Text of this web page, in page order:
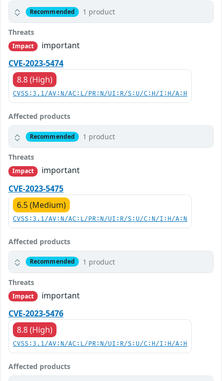
Recommended 1 product
Threats
Impact
important
CVE-2023-5474
8.8 (High)
CVSS:3.1/AV:N/AC:L/PR:N/UI:R/S:U/C:H/I:H/A:H
Affected products
Recommended 1 product
Threats
Impact
important
CVE-2023-5475
6.5 (Medium)
CVSS:3.1/AV:N/AC:L/PR:N/UI:R/S:U/C:N/I:H/A:N
Affected products
Recommended 1 product
Threats
Impact
important
CVE-2023-5476
8.8 (High)
CVSS:3.1/AV:N/AC:L/PR:N/UI:R/S:U/C:H/I:H/A:H
Affected products